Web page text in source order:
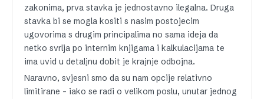
zakonima, prva stavka je jednostavno ilegalna. Druga
stavka bi se mogla kositi s nasim postojecim
ugovorima s drugim principalima no sama ideja da
netko svrlja po internim knjigama i kalkulacijama te
ima uvid u detaljnu dobit je krajnje odbojna.
Naravno, svjesni smo da su nam opcije relativno
limitirane – iako se radi o velikom poslu, unutar jednog